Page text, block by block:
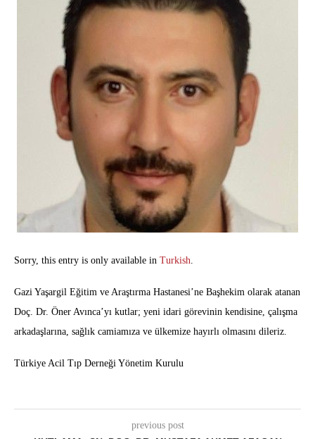
Sorry, this entry is only available in Turkish
Gazi Yaşargil Eğitim ve Araştırma Hastanesi’ne Başhekim olarak atanan
Doç. Dr. Öner Avınca’yı kutlar; yeni idari görevinin kendisine, çalışma
arkadaşlarına, sağlık camiamıza ve ülkemize hayırlı olmasını dileriz.
Türkiye Acil Tıp Derneği Yönetim Kurulu
previous post